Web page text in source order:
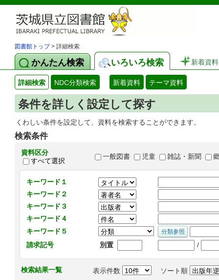
図書館トップ> 詳細検索
かんたん検索 いろいろ検索 新着資料
詳細検索 NDC分類検索 新着資料 テーマ資料
条件を詳しく設定して探す
くわしい条件を設定して、資料を検索することができます。
検索条件
資料区分
すべて選択
一般図書 児童 雑誌・新聞
キーワード１
キーワード２
キーワード３
キーワード４
キーワード５
請求記号
別置 /
検索結果一覧 表示件数 ソート順